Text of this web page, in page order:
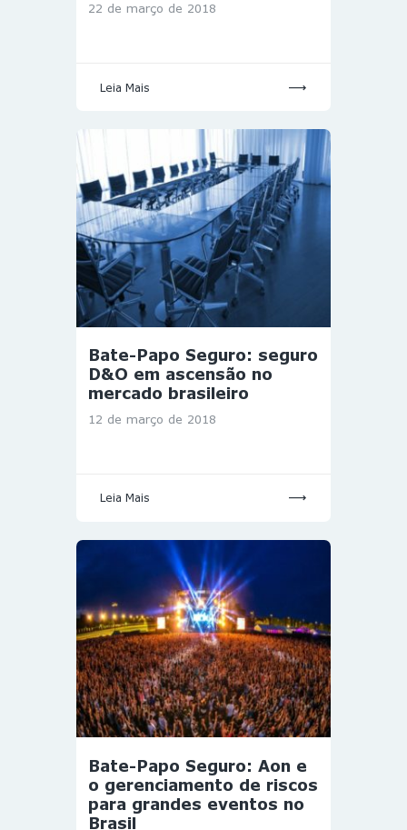
22 de março de 2018
Leia Mais
Bate-Papo Seguro: seguro
D&O em ascensão no
mercado brasileiro
12 de março de 2018
Leia Mais
Bate-Papo Seguro: Aon e
o gerenciamento de riscos
para grandes eventos no
Brasil